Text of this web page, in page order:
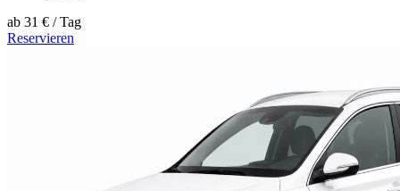
ab 31 € / Tag
Reservieren